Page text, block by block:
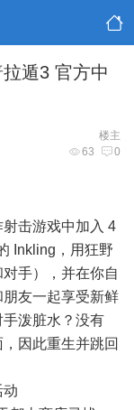
遁3 官方中
楼主
63 0
击游戏中加入 4
Inkling，用狂野
手），并在你自
友一起享受新鲜
泼脏水？没有
因此重生并跳回
动